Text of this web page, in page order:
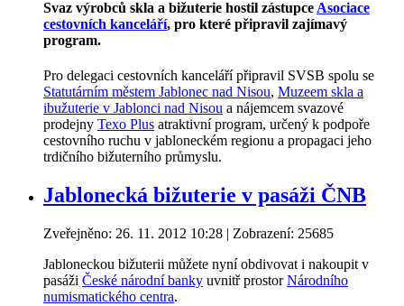
Svaz výrobců skla a bižuterie hostil zástupce Asociace
cestovních kanceláří, pro které připravil zajímavý
program.
Pro delegaci cestovních kanceláří připravil SVSB spolu se
Statutárním městem Jablonec nad Nisou, Muzeem skla a
ibužuterie v Jablonci nad Nisou a nájemcem svazové
prodejny Texo Plus atraktivní program, určený k podpoře
cestovního ruchu v jabloneckém regionu a propagaci jeho
trdičního bižuterního průmyslu.
Jablonecká bižuterie v pasáži ČNB
Zveřejněno: 26. 11. 2012 10:28 | Zobrazení: 25685
Jabloneckou bižuterii můžete nyní obdivovat i nakoupit v
pasáži České národní banky uvnitř prostorNárodního
numismatického centra.